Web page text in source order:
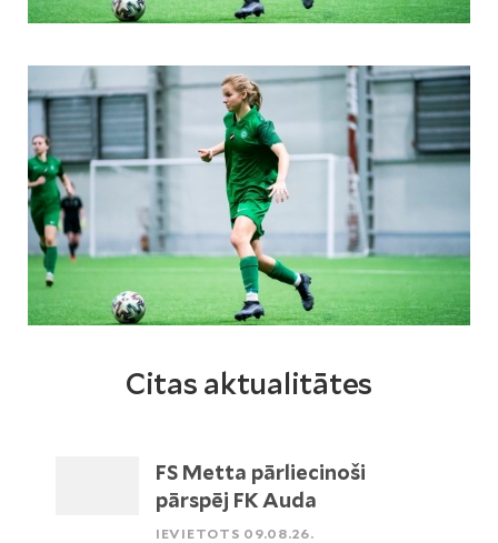
Citas aktualitātes
FS Metta pārliecinoši
pārspēj FK Auda
IEVIETOTS 09.08.26.